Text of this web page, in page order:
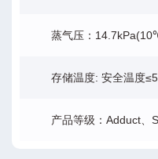
蒸气压：
存储温度: 安全温度
产品等级：Adduct、